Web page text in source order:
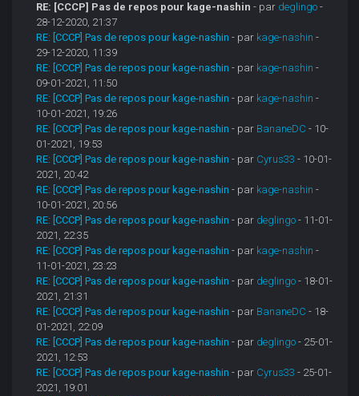
RE: [CCCP] Pas de repos pour kage-nashin - par deglingo -
28-12-2020, 21:37
RE: [CCCP] Pas de repos pour kage-nashin - par kage-nashin -
29-12-2020, 11:39
RE: [CCCP] Pas de repos pour kage-nashin - par kage-nashin -
09-01-2021, 11:50
RE: [CCCP] Pas de repos pour kage-nashin - par kage-nashin -
10-01-2021, 19:26
RE: [CCCP] Pas de repos pour kage-nashin - par BananeDC - 10-
01-2021, 19:53
RE: [CCCP] Pas de repos pour kage-nashin - par Cyrus33 - 10-01-
2021, 20:42
RE: [CCCP] Pas de repos pour kage-nashin - par kage-nashin -
10-01-2021, 20:56
RE: [CCCP] Pas de repos pour kage-nashin - par deglingo - 11-01-
2021, 22:35
RE: [CCCP] Pas de repos pour kage-nashin - par kage-nashin -
11-01-2021, 23:23
RE: [CCCP] Pas de repos pour kage-nashin - par deglingo - 18-01-
2021, 21:31
RE: [CCCP] Pas de repos pour kage-nashin - par BananeDC - 18-
01-2021, 22:09
RE: [CCCP] Pas de repos pour kage-nashin - par deglingo - 25-01-
2021, 12:53
RE: [CCCP] Pas de repos pour kage-nashin - par Cyrus33 - 25-01-
2021, 19:01